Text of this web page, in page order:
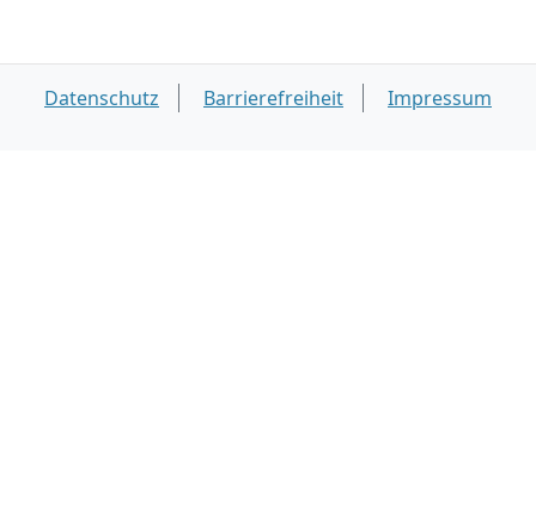
Datenschutz Barrierefreiheit Impressum